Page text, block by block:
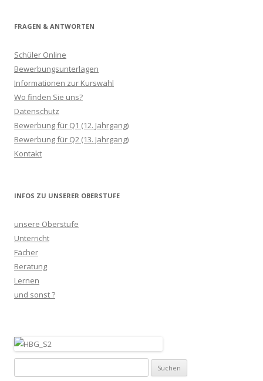
FRAGEN & ANTWORTEN
Schüler Online
Bewerbungsunterlagen
Informationen zur Kurswahl
Wo finden Sie uns?
Datenschutz
Bewerbung für Q1 (12. Jahrgang)
Bewerbung für Q2 (13. Jahrgang)
Kontakt
INFOS ZU UNSERER OBERSTUFE
unsere Oberstufe
Unterricht
Fächer
Beratung
Lernen
und sonst ?
nach: